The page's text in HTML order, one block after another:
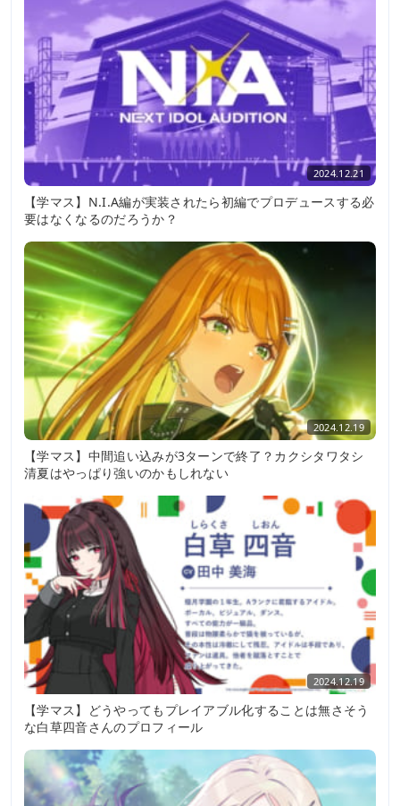
2024.12.21
【学マス】N.I.A編が実装されたら初編でプロデュースする必
要はなくなるのだろうか？
2024.12.19
【学マス】中間追い込みが3ターンで終了？カクシタワタシ
清夏はやっぱり強いのかもしれない
2024.12.19
【学マス】どうやってもプレイアブル化することは無さそう
な白草四音さんのプロフィール